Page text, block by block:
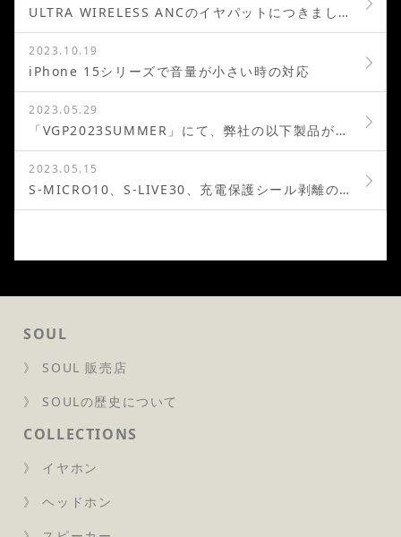
ULTRA WIRELESS ANCのイヤパットにつきまして
2023.10.19
iPhone 15シリーズで音量が小さい時の対応
2023.05.29
「VGP2023SUMMER」にて、弊社の以下製品が受賞しました、
2023.05.15
S-MICRO10、S-LIVE30、充電保護シール剥離のお願い
SOUL
》 SOUL 販売店
》 SOULの歴史について
COLLECTIONS
》 イヤホン
》 ヘッドホン